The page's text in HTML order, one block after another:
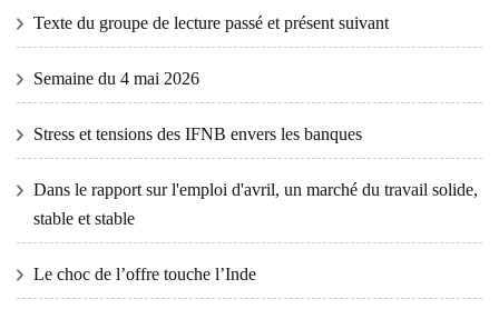
Texte du groupe de lecture passé et présent suivant
Semaine du 4 mai 2026
Stress et tensions des IFNB envers les banques
Dans le rapport sur l'emploi d'avril, un marché du travail solide,
stable et stable
Le choc de l’offre touche l’Inde